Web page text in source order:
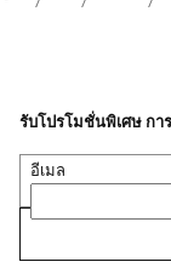
รับโปรโมชั่นพิเศษ กา
อีเมล